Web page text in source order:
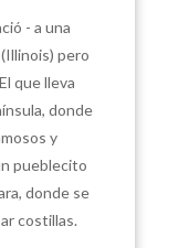
- a una
pero
que lleva
donde
y
pueblecito
donde se
costillas.